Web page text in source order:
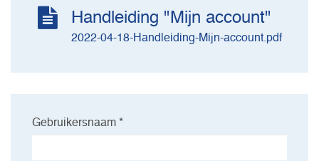
Handleiding "Mijn account"
2022-04-18-Handleiding-Mijn-account.pdf
Gebruikersnaam *